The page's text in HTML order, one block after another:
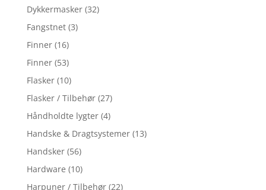
Dykkermasker (32)
Fangstnet (3)
Finner (16)
Finner (53)
Flasker (10)
Flasker / Tilbehør (27)
Håndholdte lygter (4)
Handske & Dragtsystemer (13)
Handsker (56)
Hardware (10)
Harpuner / Tilbehør (22)